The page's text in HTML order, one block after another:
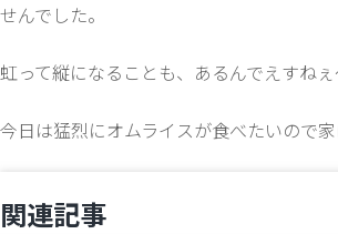
せんでした。
虹って縦になることも、あるんでえすねぇ
今日は猛烈にオムライスが食べたいので家
関連記事